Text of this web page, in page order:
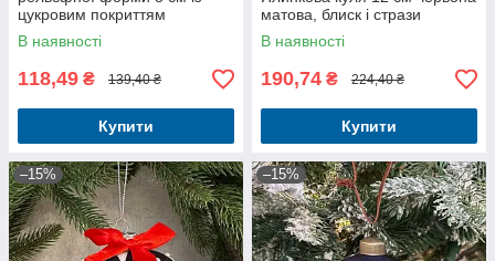
цукровим покриттям
червоний
В наявності
118,49 ₴ 139,40 ₴
Купити
матова, блиск і стрази
В наявності
190,74 ₴ 224,40 ₴
Купити
–15% –15%